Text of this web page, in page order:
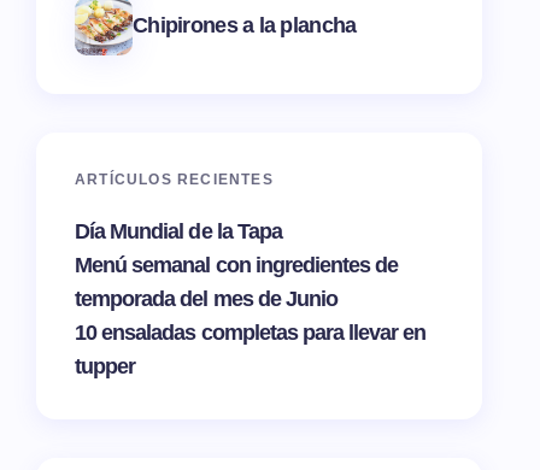
Chipirones a la plancha
ARTÍCULOS RECIENTES
Día Mundial de la Tapa
Menú semanal con ingredientes de
temporada del mes de Junio
10 ensaladas completas para llevar en
tupper